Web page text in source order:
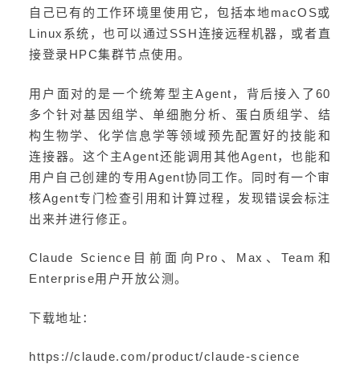
自己已有的工作环境里使用它，包括本地macOS或
Linux系统，也可以通过SSH连接远程机器，或者直
接登录HPC集群节点使用。
用户面对的是一个统筹型主Agent，背后接入了60
多个针对基因组学、单细胞分析、 蛋白质组学、结
构生物学、化学信息学等领域预先配置好的技能和
连接器。这个主Agent还能调用其他Agent，也能和
用户自己创建的专用Agent协同工作。同时有一个审
核Agent专门检查引用和计算过程，发现错误会标注
出来并进行修正。
Claude Science目前面向Pro、Max、Team和
Enterprise用户开放公测。
下载地址：
https://claude.com/product/claude-science